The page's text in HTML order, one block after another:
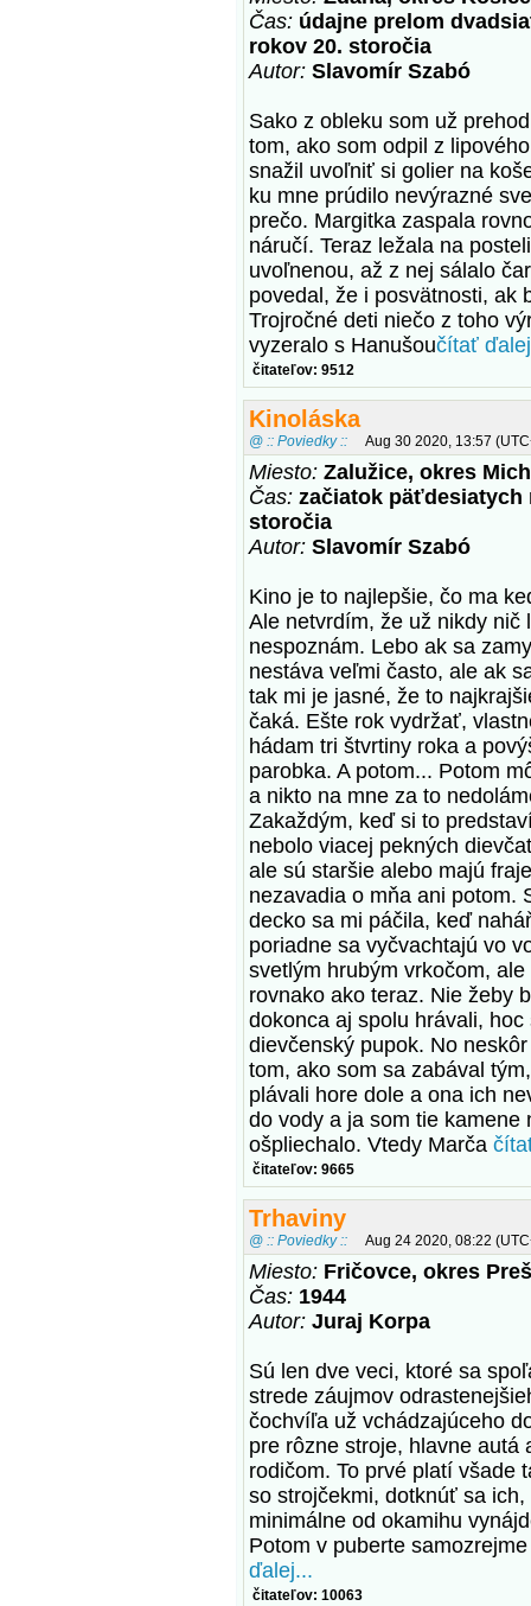
Čas: údajne prelom
rokov 20. storočia
Autor: Slavomír Szabó
Sako z obleku som už
tom, ako som odpil z
snažil uvoľniť si golier na
ku mne prúdilo nevýrazné
prečo. Margitka zaspala
náručí. Teraz ležala na
uvoľnenou, až z nej sálalo
povedal, že i posvätnosti, ak
Trojročné deti niečo z toho
vyzeralo s Hanušoučítať
čitateľov: 9512
Kinoláska
@ :: Poviedky :: Aug 30 2020, 13:57
Miesto: Zalužice, okres
Čas: začiatok päťdesiatych
storočia
Autor: Slavomír Szabó
Kino je to najlepšie, čo ma
Ale netvrdím, že už nikdy nič
nespoznám. Lebo ak sa
nestáva veľmi často, ale ak
tak mi je jasné, že to
čaká. Ešte rok vydržať,
hádam tri štvrtiny roka a
parobka. A potom... Potom
a nikto na mne za to
Zakaždým, keď si to
nebolo viacej pekných
ale sú staršie alebo majú
nezavadia o mňa ani potom.
decko sa mi páčila, keď
poriadne sa vyčvachtajú vo
svetlým hrubým vrkočom,
rovnako ako teraz. Nie žeby
dokonca aj spolu hrávali,
dievčenský pupok. No
tom, ako som sa zabával
plávali hore dole a ona ich
do vody a ja som tie
ošpliechalo. Vtedy Marča
čitateľov: 9665
Trhaviny
@ :: Poviedky :: Aug 24 2020, 08:22
Miesto: Fričovce, okres
Čas: 1944
Autor: Juraj Korpa
Sú len dve veci, ktoré sa
strede záujmov
čochvíľa už vchádzajúceho
pre rôzne stroje, hlavne autá
rodičom. To prvé platí všade
so strojčekmi, dotknúť sa
minimálne od okamihu
Potom v puberte
ďalej...
čitateľov: 10063